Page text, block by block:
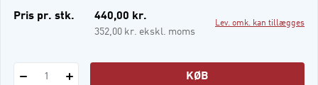
voksne som helhed? Denne grundbog giver
i-bog
Pris pr. stk. 440,00 kr.
352,00 kr. ekskl. moms
Lev. omk. kan tillægges
1 KØB